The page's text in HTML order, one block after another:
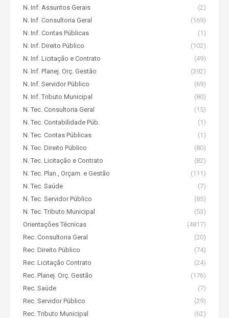
N. Inf. Assuntos Gerais
(2)
N. Inf. Consultoria Geral
(169)
N. Inf. Contas Públicas
(1)
N. Inf. Direito Público
(102)
N. Inf. Licitação e Contrato
(49)
N. Inf. Planej. Orç. Gestão
(392)
N. Inf. Servidor Público
(69)
N. Inf. Tributo Municipal
(80)
N. Tec. Consultoria Geral
(15)
N. Tec. Contabilidade Púb.
(1)
N. Tec. Contas Públicas
(1)
N. Tec. Direito Público
(80)
N. Tec. Licitação e Contrato
(82)
N. Tec. Plan., Orçam. e Gestão
(111)
N. Tec. Saúde
(7)
N. Tec. Servidor Público
(85)
N. Tec. Tributo Municipal
(53)
Orientações Técnicas
(4817)
Rec. Consultoria Geral
(20)
Rec. Direito Público
(74)
Rec. Licitação Contrato
(24)
Rec. Planej. Orç. Gestão
(176)
Rec. Saúde
(7)
Rec. Servidor Público
(29)
Rec. Tributo Municipal
(62)